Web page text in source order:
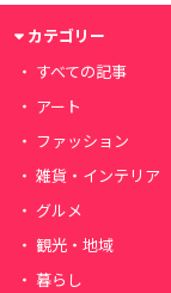
カテゴリー
すべての記事
アート
ファッション
雑貨・インテリア
グルメ
観光・地域
暮らし